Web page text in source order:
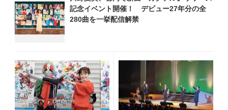
記念イベント開催！ デビュー27年分の全
280曲を一挙配信解禁